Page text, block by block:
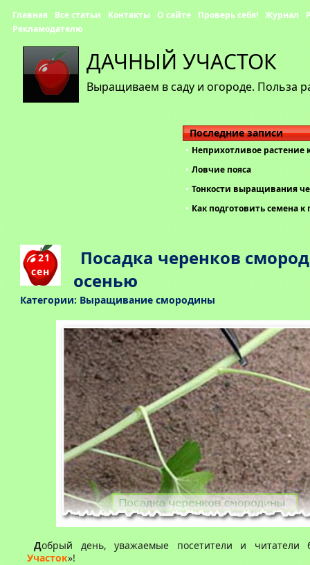
ДАЧНЫЙ УЧАСТОК
Выращиваем в саду и огороде. Польза
Главная Все статьи Контакты О сайте Проверь себя! Журнал
Рекламодателю
Последние записи
Неприхотливое растение
Ловчие пояса
Тонкости выращивания
Как подготовить семена к
21
сен
Посадка черенков
осенью
Категории: Выращивание смородины
Добрый день, уважаемые посетители и читатели
Участок»!